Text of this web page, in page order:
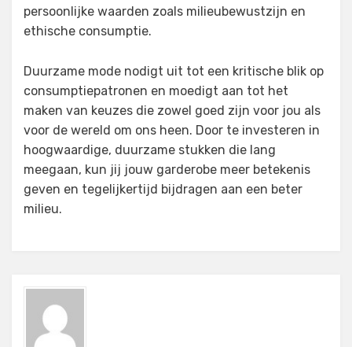
persoonlijke waarden zoals milieubewustzijn en
ethische consumptie.
Duurzame mode nodigt uit tot een kritische blik op
consumptiepatronen en moedigt aan tot het
maken van keuzes die zowel goed zijn voor jou als
voor de wereld om ons heen. Door te investeren in
hoogwaardige, duurzame stukken die lang
meegaan, kun jij jouw garderobe meer betekenis
geven en tegelijkertijd bijdragen aan een beter
milieu.